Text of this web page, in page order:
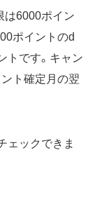
は6000ポイン
ポイントのd
トです。キャン
ト確定月の翌
ェックできま